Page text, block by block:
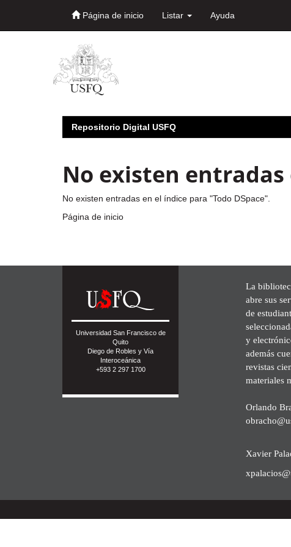
Página de inicio Listar Ayuda
Repositorio Digital USFQ
No existen
No existen entradas en el índice para "Todo DSpace".
Página de inicio
Universidad San Francisco de
Quito
Diego de Robles y Vía
Interoceánica
+593 2 297 1700
La
abre sus
de
y
además
revistas
materiales
Orlando
Xavier